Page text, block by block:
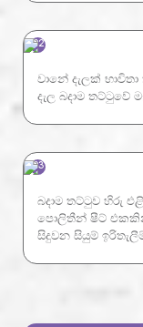
02
වානේ දැලක්
දැල බදාම තට්ටුවේ
03
බදාම තට්ටුව හිරු
පොලිතීන් ෂීට්
සිදුවන සියුම්